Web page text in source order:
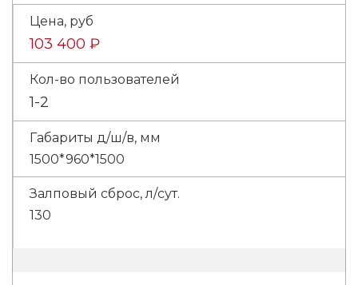
103 400 ₽
1-2
1500*960*1500
130